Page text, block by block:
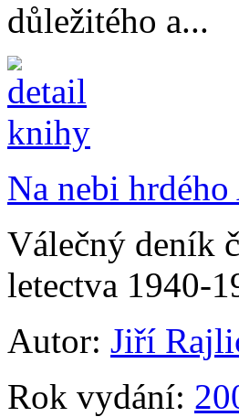
důležitého a...
Na nebi
Válečný deník
letectva 1940-
Autor: Jiří
Rok vydání: